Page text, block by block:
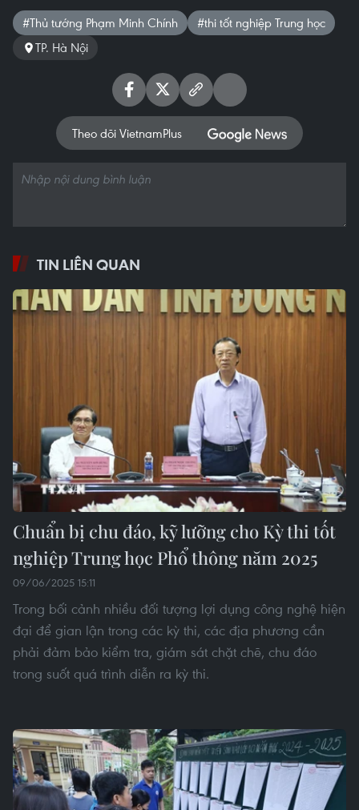
#Thủ tướng Phạm Minh Chính
#thi tốt nghiệp Trung học
TP. Hà Nội
Theo dõi VietnamPlus
TIN LIÊN QUAN
Chuẩn bị chu đáo, kỹ lưỡng cho Kỳ thi tốt
nghiệp Trung học Phổ thông năm 2025
09/06/2025 15:11
Trong bối cảnh nhiều đối tượng lợi dụng công nghệ hiện
đại để gian lận trong các kỳ thi, các địa phương cần
phải đảm bảo kiểm tra, giám sát chặt chẽ, chu đáo
trong suốt quá trình diễn ra kỳ thi.